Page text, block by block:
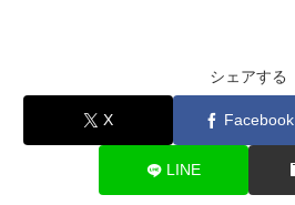
シェアする
X Facebook
LINE